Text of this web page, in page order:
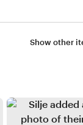
Show other